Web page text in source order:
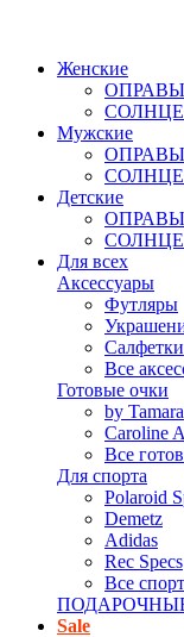
Женские
Мужские
Детские
Для всех
Аксессуары
Футляры
Салфетки
Все
Готовые очки
by Tamara
Caroline
Все
Для спорта
Polaroid
Demetz
Adidas
Rec Specs
Все
Sale